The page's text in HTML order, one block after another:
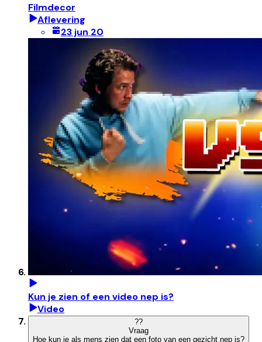
Filmdecor
Aflevering
23 jun 20
Kun je zien of een video nep is?
Video
??
Vraag
Hoe kun je als mens zien dat een foto van een gezicht nep is?